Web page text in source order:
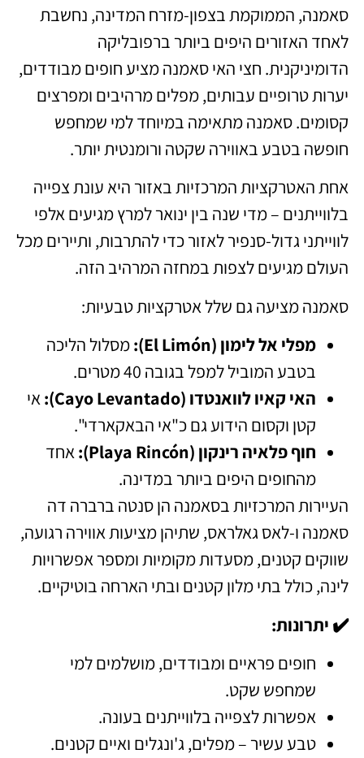
סאמנה, הממוקמת בצפון-מזרח המדינה, נחשבת
לאחד האזורים היפים ביותר ברפובליקה
הדומיניקנית. חצי האי סאמנה מציע חופים מבודדים,
יערות טרופיים עבותים, מפלים מרהיבים ומפרצים
קסומים. סאמנה מתאימה במיוחד למי שמחפש
חופשה בטבע באווירה שקטה ורומנטית יותר.
אחת האטרקציות המרכזיות באזור היא עונת צפייה
בלווייתנים – מדי שנה בין ינואר למרץ מגיעים אלפי
לווייתני גדול-סנפיר לאזור כדי להתרבות, ותיירים מכל
העולם מגיעים לצפות במחזה המרהיב הזה.
סאמנה מציעה גם שלל אטרקציות טבעיות:
מפלי אל לימון (El Limón):
מסלול הליכה
בטבע המוביל למפל בגובה 40 מטרים.
האי קאיו לוואנטדו (Cayo Levantado):
אי
קטן וקסום הידוע גם כ"אי הבאקארדי".
חוף פלאיה רינקון (Playa Rincón):
אחד
מהחופים היפים ביותר במדינה.
העיירות המרכזיות בסאמנה הן סנטה ברברה דה
סאמנה ו-לאס גאלראס, שתיהן מציעות אווירה רגועה,
שווקים קטנים, מסעדות מקומיות ומספר אפשרויות
לינה, כולל בתי מלון קטנים ובתי הארחה בוטיקיים.
✔️ יתרונות:
חופים פראיים ומבודדים, מושלמים למי
שמחפש שקט.
אפשרות לצפייה בלווייתנים בעונה.
טבע עשיר – מפלים, ג'ונגלים ואיים קטנים.